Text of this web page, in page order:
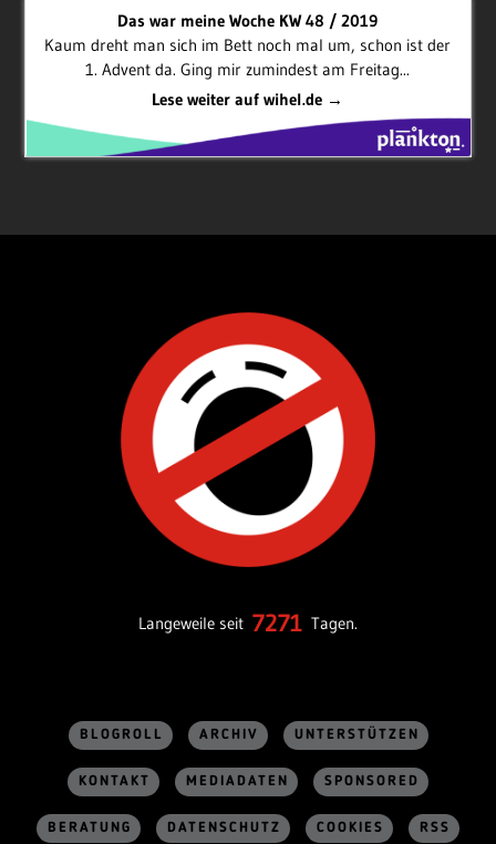
Das war meine Woche KW 48 / 2019
Kaum dreht man sich im Bett noch mal um, schon ist der
1. Advent da. Ging mir zumindest am Freitag...
Lese weiter auf wihel.de →
Langeweile seit 7271 Tagen.
BLOGROLL ARCHIV UNTERSTÜTZEN
KONTAKT MEDIADATEN SPONSORED
BERATUNG DATENSCHUTZ COOKIES RSS